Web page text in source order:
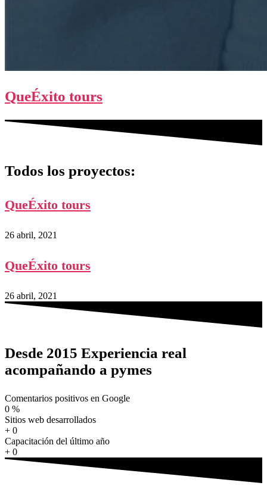
QueÉxito tours
Todos los proyectos:
QueÉxito tours
26 abril, 2021
QueÉxito tours
26 abril, 2021
Desde 2015 Experiencia real
acompañando a pymes
Comentarios positivos en Google
0 %
Sitios web desarrollados
+ 0
Capacitación del último año
+ 0